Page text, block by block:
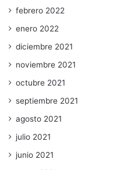
febrero 2022
enero 2022
diciembre 2021
noviembre 2021
octubre 2021
septiembre 2021
agosto 2021
julio 2021
junio 2021